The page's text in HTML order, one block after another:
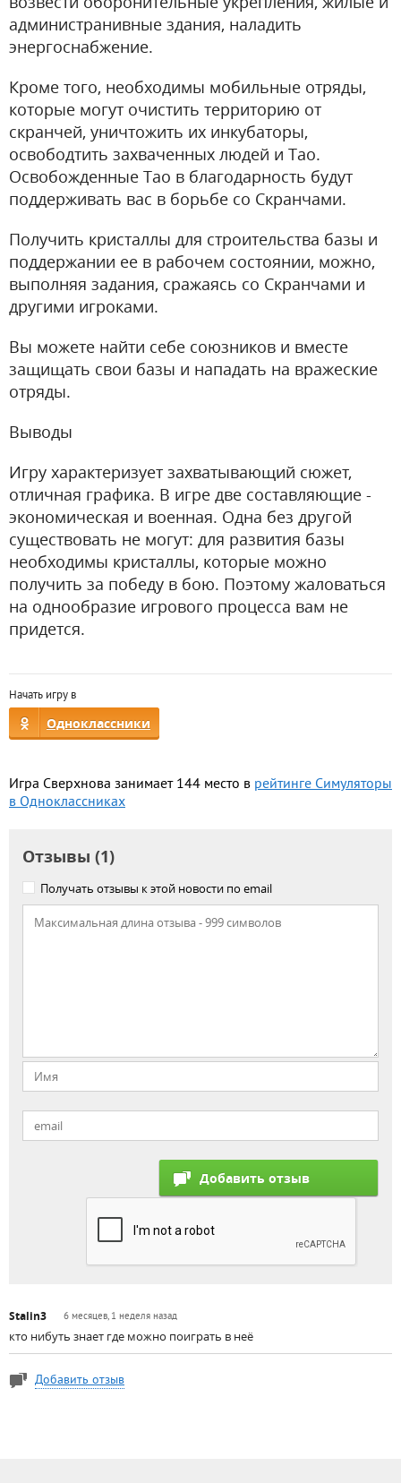
администранивные здания, наладить
энергоснабжение.
Кроме того, необходимы мобильные отряды,
которые могут очистить территорию от
скранчей, уничтожить их инкубаторы,
освободтить захваченных людей и Тао.
Освобожденные Тао в благодарность будут
поддерживать вас в борьбе со Скранчами.
Получить кристаллы для строительства базы и
поддержании ее в рабочем состоянии, можно,
выполняя задания, сражаясь со Скранчами и
другими игроками.
Вы можете найти себе союзников и вместе
защищать свои базы и нападать на вражеские
отряды.
Выводы
Игру характеризует захватывающий сюжет,
отличная графика. В игре две составляющие -
экономическая и военная. Одна без другой
существовать не могут: для развития базы
необходимы кристаллы, которые можно
получить за победу в бою. Поэтому жаловаться
на однообразие игрового процесса вам не
придется.
Начать игру в
Одноклассники
Игра Сверхнова занимает 144 место в рейтинге Симуляторы
в Одноклассниках
Отзывы (1)
Получать отзывы к этой новости по email
Stalin3 6 месяцев, 1 неделя назад
кто нибуть знает где можно поиграть в неё
Добавить отзыв